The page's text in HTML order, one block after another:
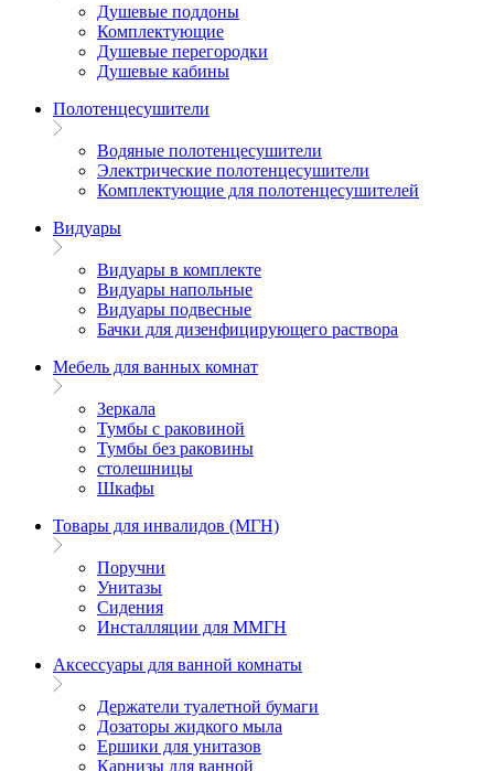
Душевые поддоны
Комплектующие
Душевые перегородки
Душевые кабины
Полотенцесушители
Водяные полотенцесушители
Электрические полотенцесушители
Комплектующие для полотенцесушителей
Видуары
Видуары в комплекте
Видуары напольные
Видуары подвесные
Бачки для дизенфицирующего раствора
Мебель для ванных комнат
Зеркала
Тумбы с раковиной
Тумбы без раковины
столешницы
Шкафы
Товары для инвалидов (МГН)
Поручни
Унитазы
Сидения
Инсталляции для ММГН
Аксессуары для ванной комнаты
Держатели туалетной бумаги
Дозаторы жидкого мыла
Ершики для унитазов
Карнизы для ванной